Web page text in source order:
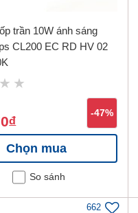
trần 10W ánh sáng
CL200 EC RD HV 02
đ
-47%
Chọn mua
So sánh
662